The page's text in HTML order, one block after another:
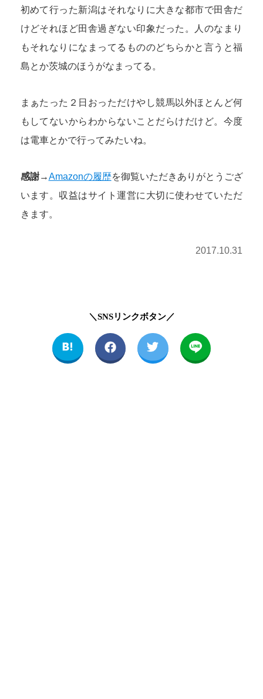
初めて行った新潟はそれなりに大きな都市で田舎だ
けどそれほど田舎過ぎない印象だった。人のなまり
もそれなりになまってるもののどちらかと言うと福
島とか茨城のほうがなまってる。
まぁたった２日おっただけやし競馬以外ほとんど何
もしてないからわからないことだらけだけど。今度
は電車とかで行ってみたいね。
感謝→Amazonの履歴を御覧いただきありがとうござ
います。収益はサイト運営に大切に使わせていただ
きます。
2017.10.31
＼SNSリンクボタン／